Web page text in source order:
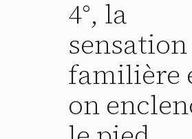
4°, la
familière
on